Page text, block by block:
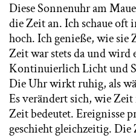
Diese Sonnenuhr am
die Zeit an. Ich schaue oft
hoch. Ich genieße, wie sie
Zeit war stets da und wird
Kontinuierlich Licht und
Die Uhr wirkt ruhig, als
Es verändert sich, wie
Zeit bedeutet. Ereignisse
geschieht gleichzeitig.